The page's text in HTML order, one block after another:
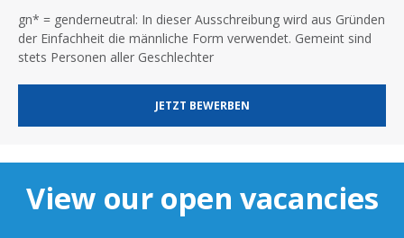
gn* = genderneutral: In dieser Ausschreibung wird aus Gründen
der Einfachheit die männliche Form verwendet. Gemeint sind
stets Personen aller Geschlechter
JETZT BEWERBEN
View our open vacancies